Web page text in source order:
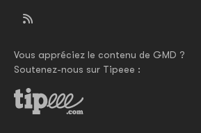
Vous appréciez le contenu de GMD ?
Soutenez-nous sur Tipeee :